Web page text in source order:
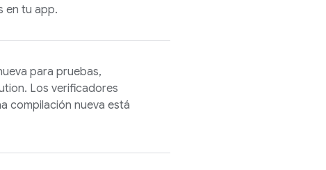
en tu app.
para pruebas,
. Los verificadores
compilación nueva está